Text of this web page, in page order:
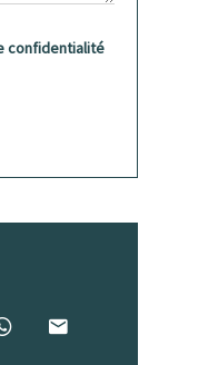
confidentialité